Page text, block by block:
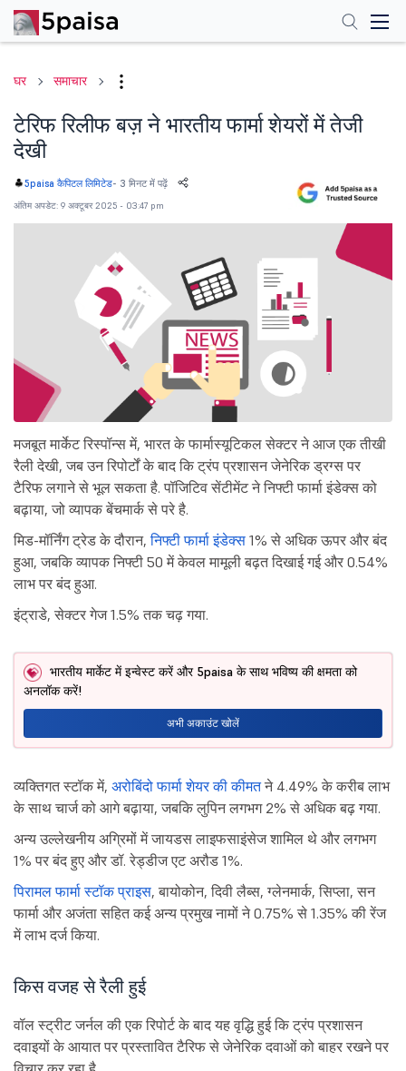
घर समाचार
टेरिफ रिलीफ बज़ ने भारतीय फार्मा शेयरों में तेजी
देखी
5paisa कैपिटल लिमिटेड- 3 मिनट में पढ़ें
अंतिम अपडेट: 9 अक्टूबर 2025 - 03:47 pm
मजबूत मार्केट रिस्पॉन्स में, भारत के फार्मास्यूटिकल सेक्टर ने आज एक तीखी
रैली देखी, जब उन रिपोर्टों के बाद कि ट्रंप प्रशासन जेनेरिक ड्रग्स पर
टैरिफ लगाने से भूल सकता है. पॉजिटिव सेंटीमेंट ने निफ्टी फार्मा इंडेक्स को
बढ़ाया, जो व्यापक बेंचमार्क से परे है.
मिड-मॉर्निंग ट्रेड के दौरान,निफ्टी फार्मा इंडेक्स 1% से अधिक ऊपर और बंद
हुआ, जबकि व्यापक निफ्टी 50 में केवल मामूली बढ़त दिखाई गई और 0.54%
लाभ पर बंद हुआ.
इंट्राडे, सेक्टर गेज 1.5% तक चढ़ गया.
भारतीय मार्केट में इन्वेस्ट करें और 5paisa के साथ भविष्य की क्षमता को
अनलॉक करें!
अभी अकाउंट खोलें
व्यक्तिगत स्टॉक में, अरोबिंदो फार्मा शेयर की कीमतने 4.49% के करीब लाभ
के साथ चार्ज को आगे बढ़ाया, जबकि लुपिन लगभग 2% से अधिक बढ़ गया.
अन्य उल्लेखनीय अग्रिमों में जायडस लाइफसाइंसेज शामिल थे और लगभग
1% पर बंद हुए और डॉ. रेड्डीज एट अरौड 1%.
पिरामल फार्मा स्टॉक प्राइस, बायोकोन, दिवी लैब्स, ग्लेनमार्क, सिप्ला, सन
फार्मा और अजंता सहित कई अन्य प्रमुख नामों ने 0.75% से 1.35% की रेंज
में लाभ दर्ज किया.
किस वजह से रैली हुई
वॉल स्ट्रीट जर्नल की एक रिपोर्ट के बाद यह वृद्धि हुई कि ट्रंप प्रशासन
दवाइयों के आयात पर प्रस्तावित टैरिफ से जेनेरिक दवाओं को बाहर रखने पर